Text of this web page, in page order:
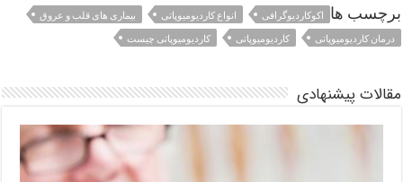
برچسب ها اکوکاردیوگرافی انواع کاردیومیوپاتی
بیماری های قلب و عروق
درمان کاردیومیوپاتی
کاردیومیوپاتی کاردیومیوپاتی چیست
مقالات پیشنهادی